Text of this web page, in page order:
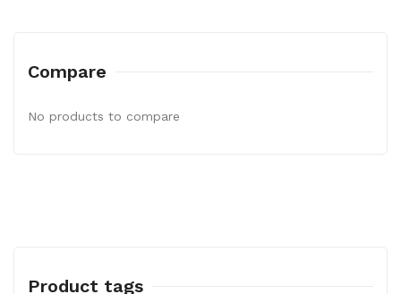
Compare
No products to compare
Product tags